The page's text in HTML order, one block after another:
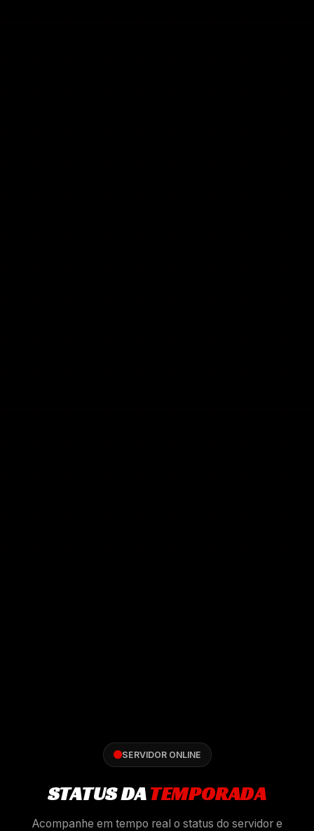
SERVIDOR ONLINE
STATUS DATEMPORADA
Acompanhe em tempo real o status do servidor e